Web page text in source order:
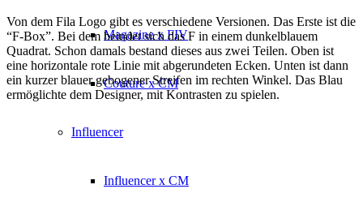
Magazine x FIV
Couture x CM
Influencer
Influencer x CM
Von dem Fila Logo gibt es verschiedene Versionen. Das Erste ist die
“F-Box”. Bei dem beindet sich das F in einem dunkelblauem
Quadrat. Schon damals bestand dieses aus zwei Teilen. Oben ist
eine horizontale rote Linie mit abgerundeten Ecken. Unten ist dann
ein kurzer blauer gebogener Streifen im rechten Winkel. Das Blau
ermöglichte dem Designer, mit Kontrasten zu spielen.